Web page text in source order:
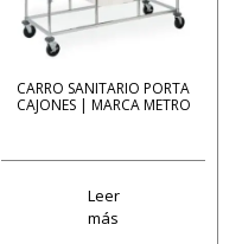
CARRO SANITARIO PORTA
CAJONES | MARCA METRO
Leer
más